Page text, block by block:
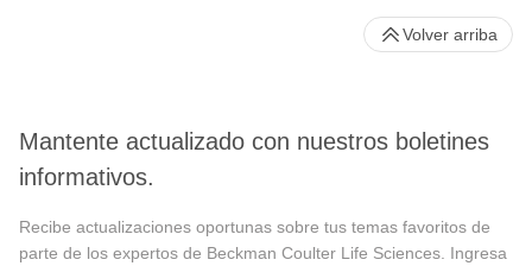
Mantente actualizado con nuestros boletines
informativos.
Recibe actualizaciones oportunas sobre tus temas favoritos de
parte de los expertos de Beckman Coulter Life Sciences. Ingresa
Volver arriba